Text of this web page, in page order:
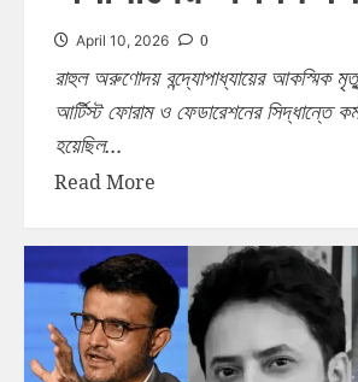
April 10, 2026 0
রাহুল অরুণোদয় বন্দ্যোপাধ্যায়ের আকস্মিক
আর্টিস্ট ফোরাম ও ফেডারেশনের সিদ্ধান্তে
হয়েছিল...
Read More